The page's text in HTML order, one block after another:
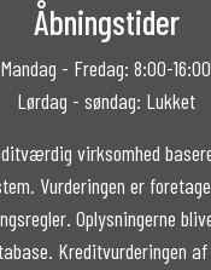
Åbningstider
Mandag - Fredag: 8:00-16:00
Lørdag - søndag: Lukket